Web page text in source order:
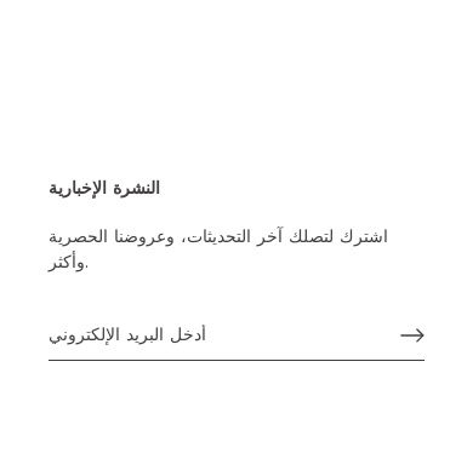
النشرة الإخبارية
اشترك لتصلك آخر التحديثات، وعروضنا الحصرية
وأكثر.